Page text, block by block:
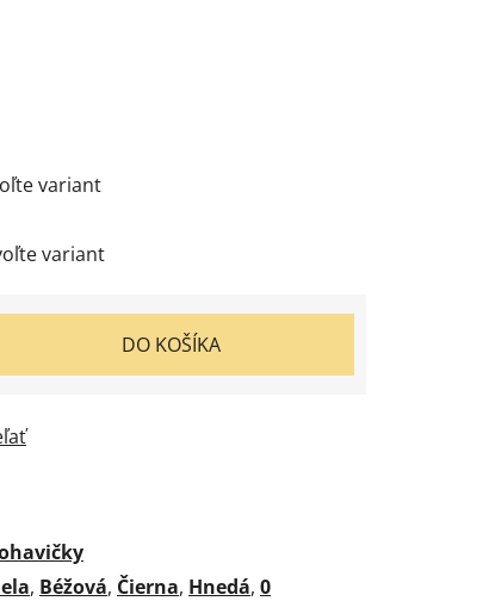
variant
variant
DO KOŠÍKA
, Béžová, Čierna, Hnedá, 0